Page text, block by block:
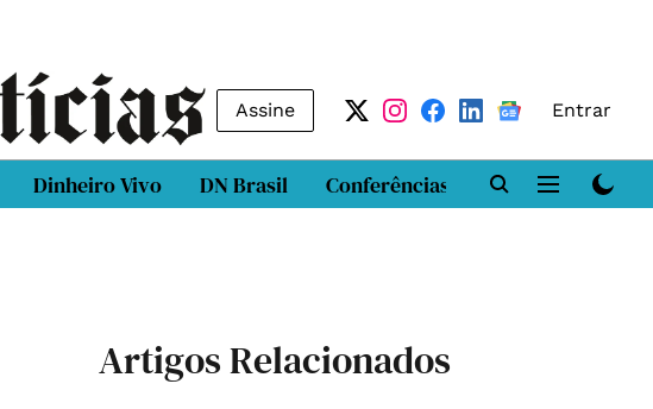
Assine Entrar
Dinheiro Vivo DN Brasil Conferências DN LAB
Artigos Relacionados